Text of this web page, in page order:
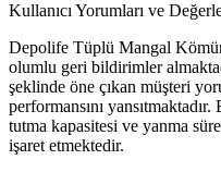
Kullanıcı Yorumları ve
Depolife Tüplü Mangal
olumlu geri bildirimler
şeklinde öne çıkan müşteri
performansını
tutma kapasitesi ve yanma
işaret etmektedir.